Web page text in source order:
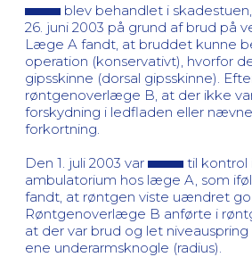
blev behandlet i
26. juni 2003 på grund af brud på
Læge A fandt, at bruddet kunne
operation (konservativt), hvorfor
gipsskinne (dorsal gipsskinne).
røntgenoverlæge B, at der ikke
forskydning i ledfladen eller
forkortning.
Den 1. juli 2003 var
til
ambulatorium hos læge A, som
fandt, at røntgen viste uændret
Røntgenoverlæge B anførte i
at der var brud og let
ene underarmsknogle (radius).